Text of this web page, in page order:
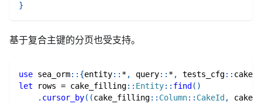
}
基于复合主键的分页也受支持。
use sea_orm:: {entity:: *, query:: *, tests_cfg::
let rows = cake_filling:: Entity:: find ( )
. cursor_by( (cake_filling:: Column:: CakeId ,